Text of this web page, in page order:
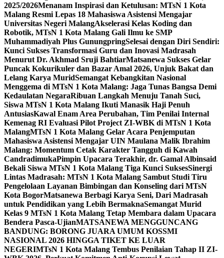
2025/2026Menanam Inspirasi dan Ketulusan: MTsN 1 Kota
Malang Resmi Lepas 18 Mahasiswa Asistensi Mengajar
Universitas Negeri MalangAkselerasi Kelas Koding dan
Robotik, MTsN 1 Kota Malang Gali Ilmu ke SMP
Muhammadiyah Plus GunungpringSelesai dengan Diri Sendiri:
Kunci Sukses Transformasi Guru dan Inovasi Madrasah
Menurut Dr. Akhmad Sruji BahtiarMatsanewa Sukses Gelar
Puncak Kokurikuler dan Bazar Amal 2026, Unjuk Bakat dan
Lelang Karya MuridSemangat Kebangkitan Nasional
Menggema di MTsN 1 Kota Malang: Jaga Tunas Bangsa Demi
Kedaulatan NegaraRibuan Langkah Menuju Tanah Suci,
Siswa MTsN 1 Kota Malang Ikuti Manasik Haji Penuh
AntusiasKawal Enam Area Perubahan, Tim Penilai Internal
Kemenag RI Evaluasi Pilot Project ZI-WBK di MTsN 1 Kota
MalangMTsN 1 Kota Malang Gelar Acara Penjemputan
Mahasiswa Asistensi Mengajar UIN Maulana Malik Ibrahim
Malang: Momentum Cetak Karakter Tangguh di Kawah
CandradimukaPimpin Upacara Terakhir, dr. Gamal Albinsaid
Bekali Siswa MTsN 1 Kota Malang Tiga Kunci SuksesSinergi
Lintas Madrasah: MTsN 1 Kota Malang Sambut Studi Tiru
Pengelolaan Layanan Bimbingan dan Konseling dari MTsN
Kota BogorMatsanewa Berbagi Karya Seni, Dari Madrasah
untuk Pendidikan yang Lebih BermaknaSemangat Murid
Kelas 9 MTsN 1 Kota Malang Tetap Membara dalam Upacara
Bendera Pasca-UjianMATSANEWA MENGGUNCANG
BANDUNG: BORONG JUARA UMUM KOSSMI
NASIONAL 2026 HINGGA TIKET KE LUAR
NEGERIMTsN 1 Kota Malang Tembus Penilaian Tahap II ZI-